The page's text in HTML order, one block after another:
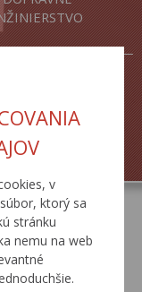
v
ktorý sa
stránku
nemu na web
SPRÁVY